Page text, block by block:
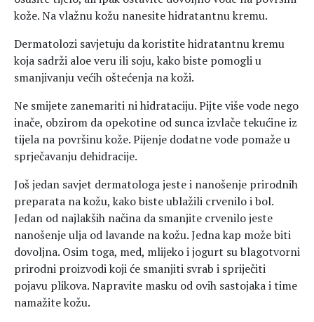
kože. Na vlažnu kožu nanesite hidratantnu kremu.
Dermatolozi savjetuju da koristite hidratantnu kremu
koja sadrži aloe veru ili soju, kako biste pomogli u
smanjivanju većih oštećenja na koži.
Ne smijete zanemariti ni hidrataciju. Pijte više vode nego
inače, obzirom da opekotine od sunca izvlače tekućine iz
tijela na površinu kože. Pijenje dodatne vode pomaže u
sprječavanju dehidracije.
Još jedan savjet dermatologa jeste i nanošenje prirodnih
preparata na kožu, kako biste ublažili crvenilo i bol.
Jedan od najlakših načina da smanjite crvenilo jeste
nanošenje ulja od lavande na kožu. Jedna kap može biti
dovoljna. Osim toga, med, mlijeko i jogurt su blagotvorni
prirodni proizvodi koji će smanjiti svrab i spriječiti
pojavu plikova. Napravite masku od ovih sastojaka i time
namažite kožu.